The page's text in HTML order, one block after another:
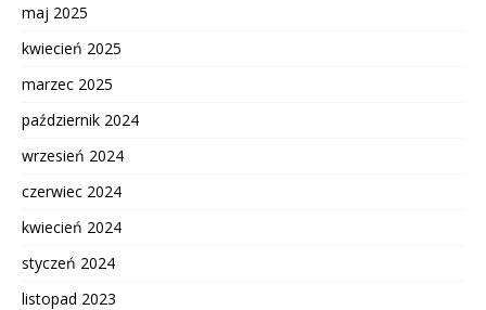
maj 2025
kwiecień 2025
marzec 2025
październik 2024
wrzesień 2024
czerwiec 2024
kwiecień 2024
styczeń 2024
listopad 2023